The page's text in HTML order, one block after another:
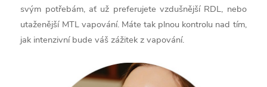
svým potřebám, ať už preferujete vzdušnější RDL, nebo
utaženější MTL vapování. Máte tak plnou kontrolu nad tím,
jak intenzivní bude váš zážitek z vapování.